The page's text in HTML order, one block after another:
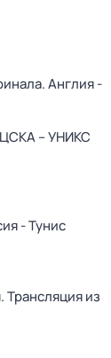
Англия -
ЦСКА – УНИКС
- Тунис
из